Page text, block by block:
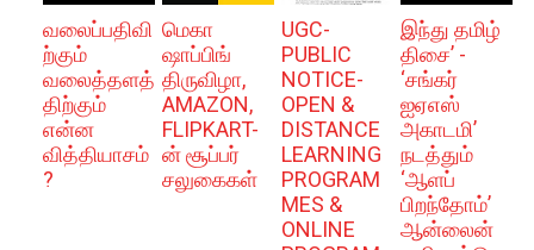
வலைப்பதிவி
ற்கும்
வலைத்தளத்
திற்கும்
என்ன
வித்தியாசம்
?
மெகா
ஷாப்பிங்
திருவிழா,
AMAZON,
FLIPKART-
ன் சூப்பர்
சலுகைகள்
UGC-
PUBLIC
NOTICE-
OPEN &
DISTANCE
LEARNING
PROGRAM
MES &
ONLINE
இந்து தமிழ்
திசை’ -
‘சங்கர்
ஐஏஎஸ்
அகாடமி’
நடத்தும்
‘ஆளப்
பிறந்தோம்’
ஆன்லைன்